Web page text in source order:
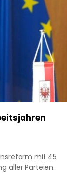
mit 45
aller Parteien.